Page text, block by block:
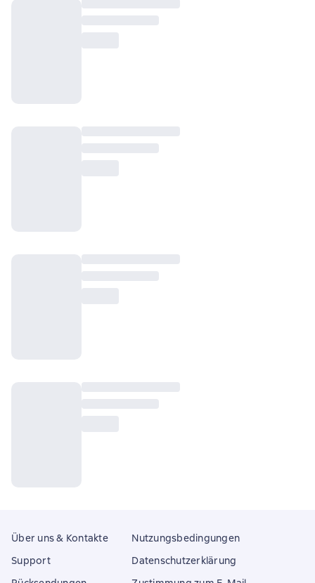
Über uns & Kontakte
Support
Nutzungsbedingungen
Datenschutzerklärung